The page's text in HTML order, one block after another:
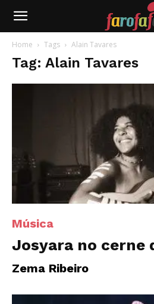
Farofafá
Home Tags Alain Tavares
Tag: Alain Tavares
Música
Josyara no cerne
Zema Ribeiro